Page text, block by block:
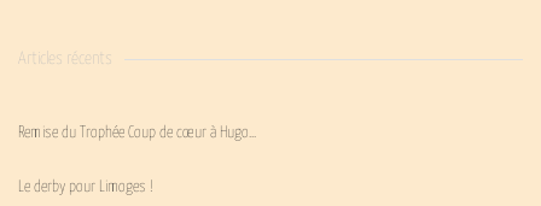
Articles récents
Remise du Trophée Coup de cœur à Hugo…
Le derby pour Limoges !